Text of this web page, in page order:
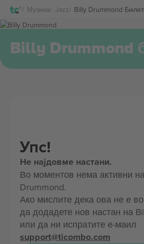
Музика Jazz Billy Drummond
Billy Drummond
Упс!
Не најдовме настани.
Во моментов нема активни
Drummond.
Ако мислите дека ова не е
да додадете нов настан на
или да ни испратите е-маил
support@ticombo.com